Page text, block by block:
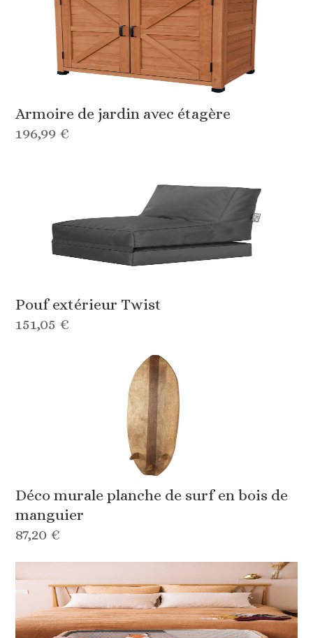
Armoire de jardin avec étagère
196,99 €
Pouf extérieur Twist
151,05 €
Déco murale planche de surf en bois de
manguier
87,20 €